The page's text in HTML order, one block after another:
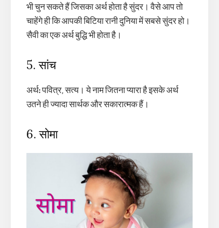
भी चुन सकते हैं जिसका अर्थ होता है सुंदर। वैसे आप तो
चाहेंगे ही कि आपकी बिटिया रानी दुनिया में सबसे सुंदर हो।
सैवी का एक अर्थ बुद्धि भी होता है।
5. सांच
अर्थ:पवित्र, सत्य। ये नाम जितना प्यारा है इसके अर्थ
उतने ही ज्यादा सार्थक और सकारात्मक हैं।
6. सोमा